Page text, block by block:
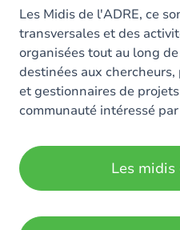
Les Midis de l'ADRE, ce
transversales et des
organisées tout au long
destinées aux
et gestionnaires de
communauté intéressé
Les midis